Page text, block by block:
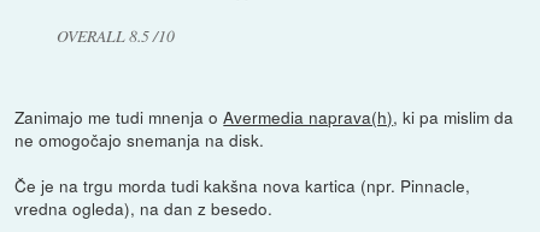
OVERALL 8.5 /10
Zanimajo me tudi mnenja oAvermedia naprava(h), ki pa mislim da
ne omogočajo snemanja na disk.
Če je na trgu morda tudi kakšna nova kartica (npr. Pinnacle,
vredna ogleda), na dan z besedo.